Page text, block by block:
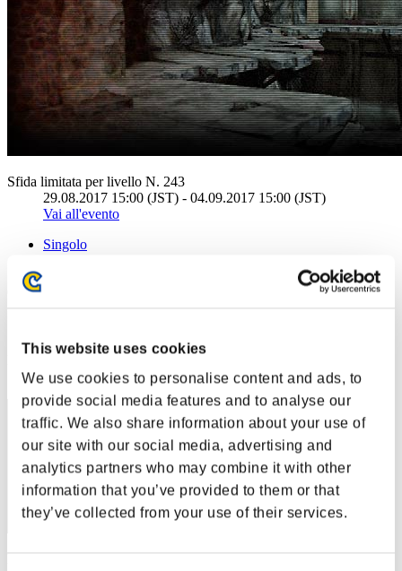
This website uses cookies
We use cookies to personalise content and ads, to
provide social media features and to analyse our
traffic. We also share information about your use of
our site with our social media, advertising and
analytics partners who may combine it with other
information that you’ve provided to them or that
they’ve collected from your use of their services.
Sfida limitata per livello N. 243
29.08.2017 15:00 (JST) - 04.09.2017 15:00 (JST)
Vai all'evento
Singolo
(Le classifiche sono aggiornate ogni 6 ore)
471